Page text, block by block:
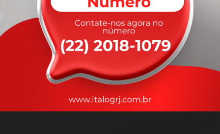
rapidez
que você precisa,
com a qualidade que vocêmerece.
Nossos motoristas são treinados para garantir a máxima
durante o transporte, com rastreamento em tempo real.